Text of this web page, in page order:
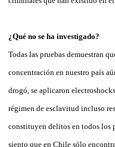
¿Qué no se ha investigado?
Todas las pruebas demuestran
concentración en nuestro país
drogó, se aplicaron
régimen de esclavitud incluso
constituyen delitos en todos los
siento que en Chile sólo